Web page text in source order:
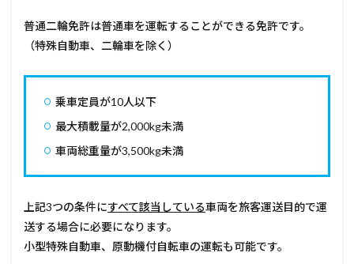
普通二輪免許は普通車を運転することができる免許です。
（特殊自動車、二輪車を除く）
乗車定員が10人以下
最大積載量が2,000kg未満
車両総重量が3,500kg未満
上記3つの条件にすべて該当している車両を旅客運送目的で運
送する場合に必要になります。
小型特殊自動車、原動機付自転車の運転も可能です。